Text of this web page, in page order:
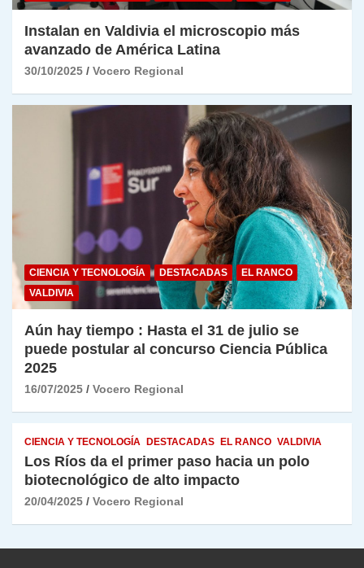
Instalan en Valdivia el microscopio más
avanzado de América Latina
30/10/2025 Vocero Regional
CIENCIA Y TECNOLOGÍA DESTACADAS
EL RANCO
VALDIVIA
Aún hay tiempo : Hasta el 31 de julio se
puede postular al concurso Ciencia Pública
2025
16/07/2025 Vocero Regional
CIENCIA Y TECNOLOGÍA DESTACADAS EL RANCO VALDIVIA
Los Ríos da el primer paso hacia un polo
biotecnológico de alto impacto
20/04/2025 Vocero Regional